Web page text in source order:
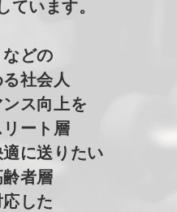
ています。
などの
社会人
ンス向上を
リート層
適に送りたい
者層
した